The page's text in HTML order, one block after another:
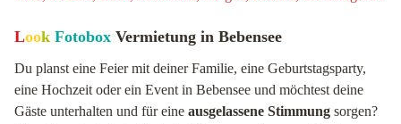
Look Fotobox Vermietung in Bebensee
Du planst eine Feier mit deiner Familie, eine Geburtstagsparty,
eine Hochzeit oder ein Event in Bebensee und möchtest deine
Gäste unterhalten und für eine ausgelassene Stimmung sorgen?